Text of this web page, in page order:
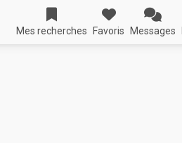
Mes recherches Favoris Messages